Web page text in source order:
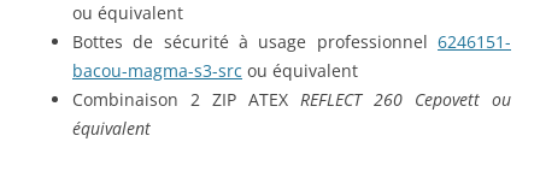
ou équivalent
Bottes de sécurité à usage professionnel 6246151-
bacou-magma-s3-src ou équivalent
Combinaison 2 ZIP ATEX REFLECT 260 Cepovett ou
équivalent